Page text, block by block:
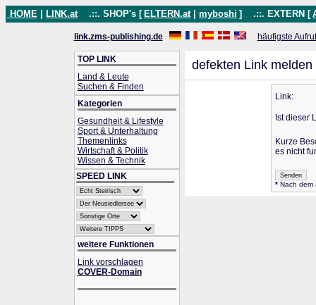
HOME LINK.at .::. SHOP's [ ELTERN.at myboshi ] .::. EXTERN [
link.zms-publishing.de häufigste
TOP LINK
Land & Leute
Suchen & Finden
Kategorien
Gesundheit & Lifestyle
Sport & Unterhaltung
Themenlinks
Wirtschaft & Politik
Wissen & Technik
SPEED LINK
weitere Funktionen
Link vorschlagen
COVER-Domain
defekten Link melden
Link:
Ist dieser
Kurze
es nicht
*Nach dem